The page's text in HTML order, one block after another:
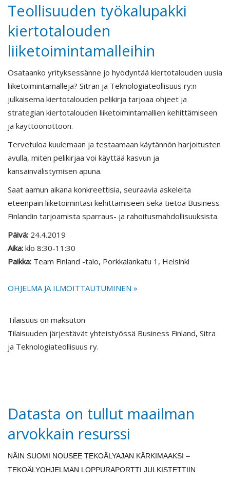
Teollisuuden työkalupakki
kiertotalouden
liiketoimintamalleihin
Osataanko yrityksessänne jo hyödyntää kiertotalouden uusia
liiketoimintamalleja? Sitran ja Teknologiateollisuus ry:n
julkaisema kiertotalouden pelikirja tarjoaa ohjeet ja
strategian kiertotalouden liiketoimintamallien kehittämiseen
ja käyttöönottoon.
Tervetuloa kuulemaan ja testaamaan käytännön harjoitusten
avulla, miten pelikirjaa voi käyttää kasvun ja
kansainvälistymisen apuna.
Saat aamun aikana konkreettisia, seuraavia askeleita
eteenpäin liiketoimintasi kehittämiseen sekä tietoa Business
Finlandin tarjoamista sparraus- ja rahoitusmahdollisuuksista.
Päivä: 24.4.2019
Aika: klo 8:30-11:30
Paikka: Team Finland -talo, Porkkalankatu 1, Helsinki
OHJELMA JA ILMOITTAUTUMINEN »
Tilaisuus on maksuton
Tilaisuuden järjestävät yhteistyössä Business Finland, Sitra
ja Teknologiateollisuus ry.
Datasta on tullut maailman
arvokkain resurssi
NÄIN SUOMI NOUSEE TEKOÄLYAJAN KÄRKIMAAKSI –
TEKOÄLYOHJELMAN LOPPURAPORTTI JULKISTETTIIN